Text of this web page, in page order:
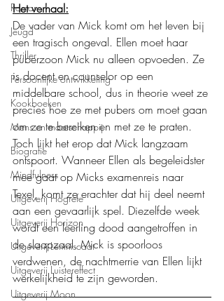
Roman
Jeugd
Thriller
Persoonlijke ontwikkeling
Kookboeken
Mens en maatschappij
Biografie
Mindfulness
Uitgeverij Hogrefe
Uitgeverij Horizon
Uitgeverij Lemniscaat
Uitgeverij Luistereffect
Uitgeverij Moon
Het verhaal:
De vader van Mick komt om het leven bij
een tragisch ongeval. Ellen moet haar
puberzoon Mick nu alleen opvoeden. Ze
is docent en counselor op een
middelbare school, dus in theorie weet ze
precies hoe ze met pubers om moet gaan
om ze te bereiken en met ze te praten.
Toch lijkt het erop dat Mick langzaam
ontspoort. Wanneer Ellen als begeleidster
mee gaat op Micks examenreis naar
Texel, komt ze erachter dat hij deel neemt
aan een gevaarlijk spel. Diezelfde week
wordt een leerling dood aangetroffen in
de slaapzaal. Mick is spoorloos
verdwenen, de nachtmerrie van Ellen lijkt
werkelijkheid te zijn geworden.